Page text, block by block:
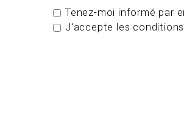
Tenez-moi informé par
J'accepte les